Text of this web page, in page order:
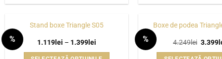
pot
alese
în
pagina
are
multe
variații.
are
multe
variații.
%
WISHLIST
Stand boxe Triangle S05
1.119lei – 1.399leiInterval
prețuri:
%
Boxe de podea
4.249lei Prețul
a
3.399